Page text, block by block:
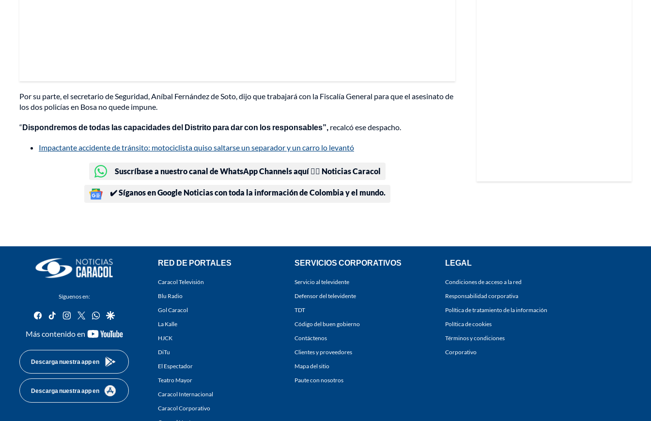
Por su parte, el secretario de Seguridad, Aníbal Fernández de Soto, dijo que trabajará con la Fiscalía General para que el asesinato de
los dos policías en Bosa no quede impune.
“Dispondremos de todas las capacidades del Distrito para dar con los responsables”, recalcó ese despacho.
Impactante accidente de tránsito: motociclista quiso saltarse un separador y un carro lo levantó
Suscríbase a nuestro canal de WhatsApp Channels aquí 👉🏻 Noticias Caracol
✔️ Síganos en Google Noticias con toda la información de Colombia y el mundo.
Síguenos en:
facebook
tiktok instagram
twitterwhatsapp
google
Más contenido en
youtube-
Descarga nuestra app en
Descarga nuestra app en
RED DE PORTALES
Caracol Televisión
Blu Radio
Gol Caracol
La Kalle
HJCK
DiTu
El Espectador
Teatro Mayor
Caracol Internacional
Caracol Corporativo
SERVICIOS CORPORATIVOS
Servicio al televidente
Defensor del televidente
TDT
Código del buen gobierno
Contáctenos
Clientes y proveedores
Mapa del sitio
Paute con nosotros
LEGAL
Condiciones de acceso a la red
Responsabilidad corporativa
Política de tratamiento de la información
Política de cookies
Términos y condiciones
Corporativo